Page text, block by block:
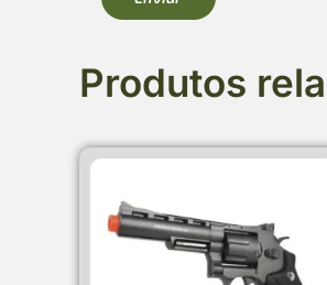
Produtos